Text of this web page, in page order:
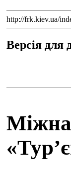
http://frk.kiev.ua/
Версія для